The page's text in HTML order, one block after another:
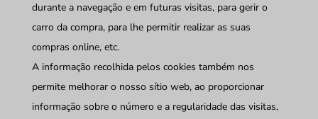
durante a navegação e em futuras visitas, para gerir o
carro da compra, para lhe permitir realizar as suas
compras online, etc.
A informação recolhida pelos cookies também nos
permite melhorar o nosso sítio web, ao proporcionar
informação sobre o número e a regularidade das visitas,